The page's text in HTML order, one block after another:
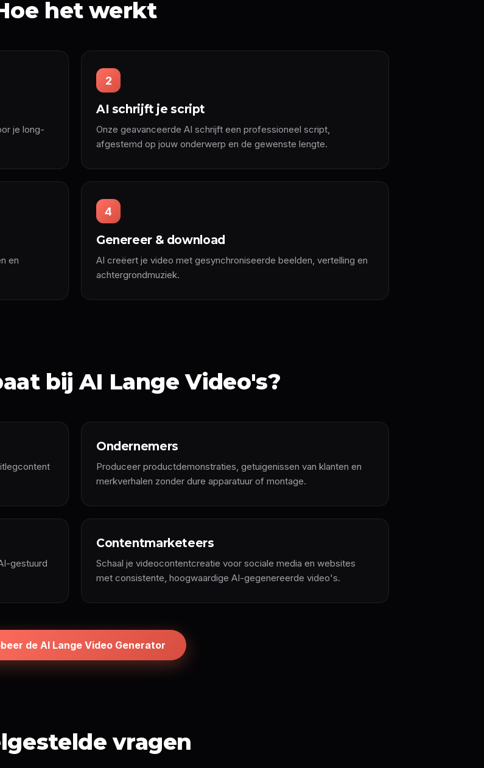
het werkt
je long-
2
AI schrijft je script
Onze geavanceerde AI schrijft een professioneel script,
afgestemd op jouw onderwerp en de gewenste lengte.
en
4
Genereer & download
AI creëert je video met gesynchroniseerde beelden, vertelling en
achtergrondmuziek.
bij AI Lange Video's?
Ondernemers
Produceer productdemonstraties, getuigenissen van klanten en
merkverhalen zonder dure apparatuur of montage.
gestuurd
Contentmarketeers
Schaal je videocontentcreatie voor sociale media en websites
met consistente, hoogwaardige AI-gegenereerde video's.
de AI Lange Video Generator
vragen